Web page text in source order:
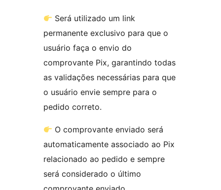
Será utilizado um link
permanente exclusivo para que o
usuário faça o envio do
comprovante Pix, garantindo todas
as validações necessárias para que
o usuário envie sempre para o
pedido correto.
O comprovante enviado será
automaticamente associado ao Pix
relacionado ao pedido e sempre
será considerado o último